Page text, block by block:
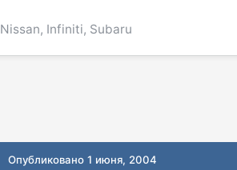
Nissan, Infiniti, Subaru
Опубликовано1 июня, 2004